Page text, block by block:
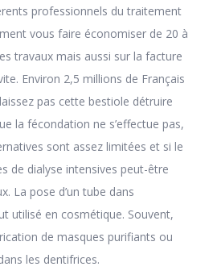
professionnels du traitement
vous faire économiser de 20 à
travaux mais aussi sur la facture
Environ 2,5 millions de Français
pas cette bestiole détruire
la fécondation ne s’effectue pas,
sont assez limitées et si le
de dialyse intensives peut-être
La pose d’un tube dans
utilisé en cosmétique. Souvent,
de masques purifiants ou
les dentifrices.